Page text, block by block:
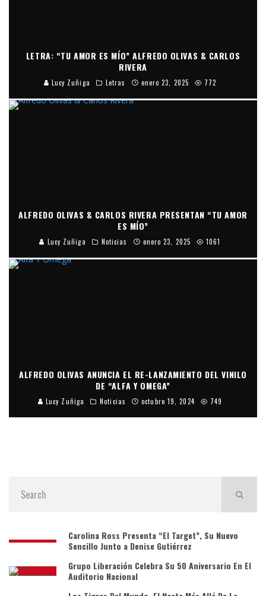
LETRA: “TU AMOR ES MÍO” ALFREDO OLIVAS & CARLOS
RIVERA
Lucy Zuñiga Letras enero 23, 2025 772
ALFREDO OLIVAS & CARLOS RIVERA PRESENTAN “TU AMOR
ES MÍO”
Lucy Zuñiga Noticias enero 23, 2025 1061
ALFREDO OLIVAS ANUNCIA EL RE-LANZAMIENTO DEL VINILO
DE “ALFA Y OMEGA”
Lucy Zuñiga Noticias octubre 19, 2024 749
Carolina Ross Presenta “El Target”, Su Nuevo
Sencillo Junto a Denise Gutiérrez
Grupo Liberación Celebra Su 50 Aniversario En El
Auditorio Nacional